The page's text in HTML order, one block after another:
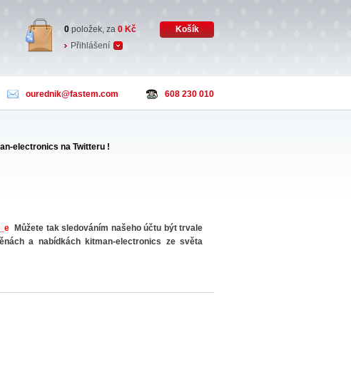
0 položek, za 0 Kč
Košík
Přihlášení
ourednik@fastem.com 608 230 010
electronics na Twitteru !
Můžete tak sledováním našeho účtu být trvale
a nabídkách kitman-electronics ze světa